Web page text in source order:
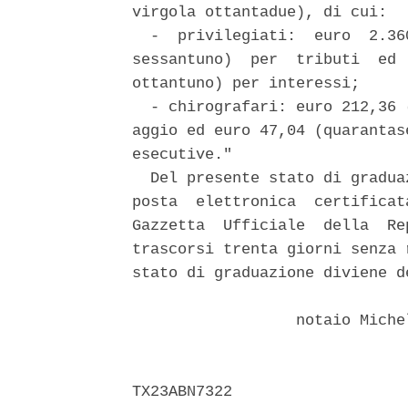
virgola ottantadue), di cui:
-  privilegiati:  euro
sessantuno)  per  tributi
ottantuno) per interessi;
- chirografari: euro 212,36
aggio ed euro 47,04
esecutive."
Del presente stato di
posta  elettronica
Gazzetta  Ufficiale  della
trascorsi trenta giorni senza
stato di graduazione
notaio